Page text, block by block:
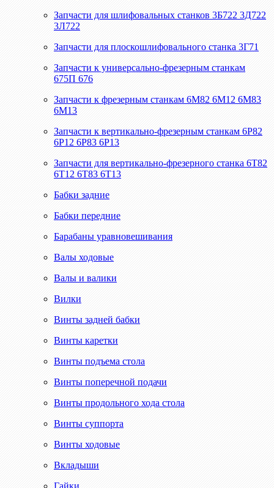
Запчасти для шлифовальных станков 3Б722 3Д722
3Л722
Запчасти для плоскошлифовального станка 3Г71
Запчасти к универсально-фрезерным станкам
675П 676
Запчасти к фрезерным станкам 6М82 6М12 6М83
6М13
Запчасти к вертикально-фрезерным станкам 6Р82
6Р12 6Р83 6Р13
Запчасти для вертикально-фрезерного станка 6Т82
6Т12 6Т83 6Т13
Бабки задние
Бабки передние
Барабаны уравновешивания
Валы ходовые
Валы и валики
Вилки
Винты задней бабки
Винты каретки
Винты подъема стола
Винты поперечной подачи
Винты продольного хода стола
Винты суппорта
Винты ходовые
Вкладыши
Гайки